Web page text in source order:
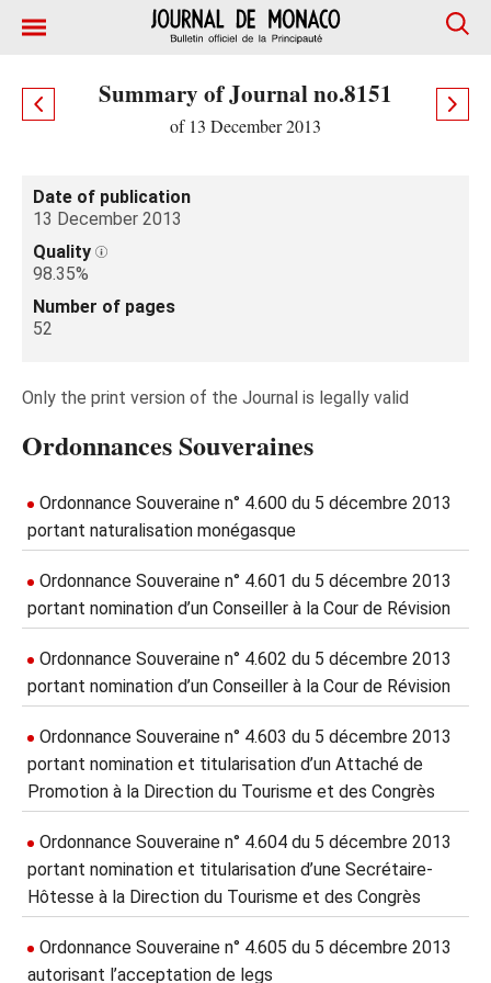
Summary of Journal no.8151
of 13 December 2013
Date of publication
13 December 2013
Quality
98.35%
Number of pages
52
Only the print version of the Journal is legally valid
Ordonnances Souveraines
Ordonnance Souveraine n° 4.600 du 5 décembre 2013
portant naturalisation monégasque
Ordonnance Souveraine n° 4.601 du 5 décembre 2013
portant nomination d’un Conseiller à la Cour de Révision
Ordonnance Souveraine n° 4.602 du 5 décembre 2013
portant nomination d’un Conseiller à la Cour de Révision
Ordonnance Souveraine n° 4.603 du 5 décembre 2013
portant nomination et titularisation d’un Attaché de
Promotion à la Direction du Tourisme et des Congrès
Ordonnance Souveraine n° 4.604 du 5 décembre 2013
portant nomination et titularisation d’une Secrétaire-
Hôtesse à la Direction du Tourisme et des Congrès
Ordonnance Souveraine n° 4.605 du 5 décembre 2013
autorisant l’acceptation de legs